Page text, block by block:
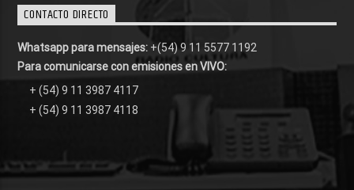
CONTACTO DIRECTO
Whatsapp para mensajes: +(54) 9 11 5577 1192
Para comunicarse con emisiones en VIVO:
+ (54) 9 11 3987 4117
+ (54) 9 11 3987 4118